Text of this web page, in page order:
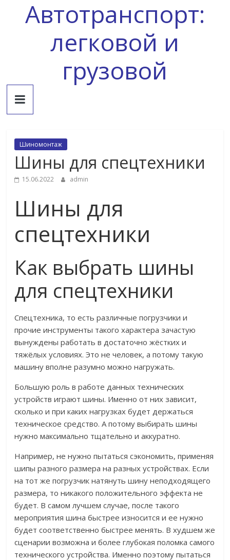
Автотранспорт:
легковой и
грузовой
Шиномонтаж
Шины для спецтехники
15.06.2022 admin
Шины для
спецтехники
Как выбрать шины
для спецтехники
Спецтехника, то есть различные погрузчики и
прочие инструменты такого характера зачастую
вынуждены работать в достаточно жёстких и
тяжёлых условиях. Это не человек, а потому такую
машину вполне разумно можно нагружать.
Большую роль в работе данных технических
устройств играют шины. Именно от них зависит,
сколько и при каких нагрузках будет держаться
техническое средство. А потому выбирать шины
нужно максимально тщательно и аккуратно.
Например, не нужно пытаться сэкономить, применяя
шипы разного размера на разных устройствах. Если
на тот же погрузчик натянуть шину неподходящего
размера, то никакого положительного эффекта не
будет. В самом лучшем случае, после такого
мероприятия шина быстрее износится и ее нужно
будет соответственно быстрее менять. В худшем же
сценарии возможна и более глубокая поломка самого
технического устройства. Именно поэтому пытаться